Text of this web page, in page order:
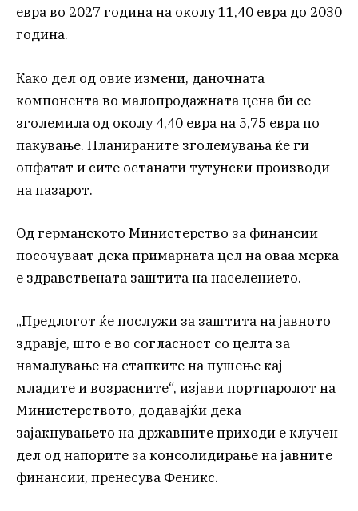
евра во 2027 година на околу 11,40 евра до 2030
година.
Како дел од овие измени, даночната
компонента во малопродажната цена би се
зголемила од околу 4,40 евра на 5,75 евра по
пакување. Планираните зголемувања ќе ги
опфатат и сите останати тутунски производи
на пазарот.
Од германското Министерство за финансии
посочуваат дека примарната цел на оваа мерка
е здравствената заштита на населението.
„Предлогот ќе послужи за заштита на јавното
здравје, што е во согласност со целта за
намалување на стапките на пушење кај
младите и возрасните“, изјави портпаролот на
Министерството, додавајќи дека
зајакнувањето на државните приходи е клучен
дел од напорите за консолидирање на јавните
финансии, пренесува Феникс.